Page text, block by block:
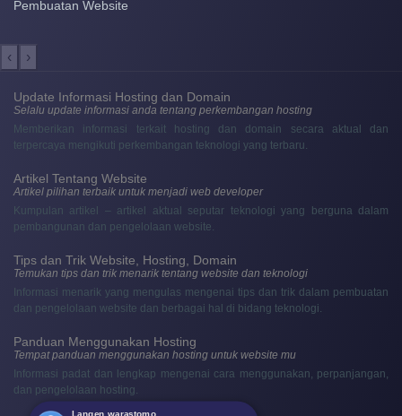
Pembuatan Website
‹ ›
Update Informasi Hosting dan Domain
Selalu update informasi anda tentang perkembangan hosting
Memberikan informasi terkait hosting dan domain secara aktual dan
terpercaya mengikuti perkembangan teknologi yang terbaru.
Artikel Tentang Website
Artikel pilihan terbaik untuk menjadi web developer
Kumpulan artikel – artikel aktual seputar teknologi yang berguna dalam
pembangunan dan pengelolaan website.
Tips dan Trik Website, Hosting, Domain
Temukan tips dan trik menarik tentang website dan teknologi
Informasi menarik yang mengulas mengenai tips dan trik dalam pembuatan
dan pengelolaan website dan berbagai hal di bidang teknologi.
Panduan Menggunakan Hosting
Tempat panduan menggunakan hosting untuk website mu
Informasi padat dan lengkap mengenai cara menggunakan, perpanjangan,
dan pengelolaan hosting.
Langen warastomo